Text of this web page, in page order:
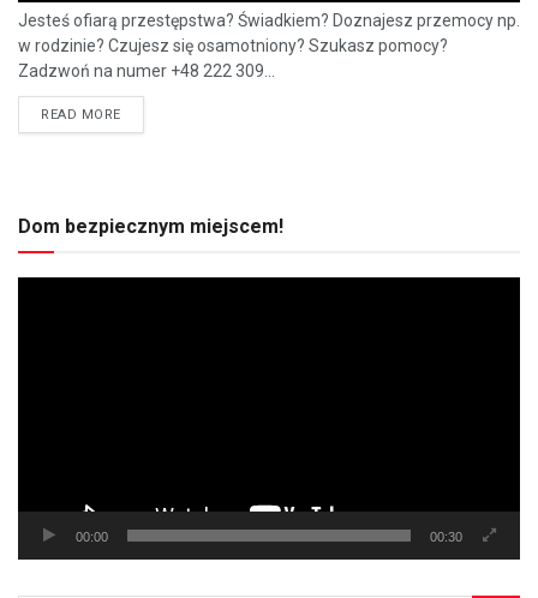
Jesteś ofiarą przestępstwa? Świadkiem? Doznajesz przemocy np.
w rodzinie? Czujesz się osamotniony? Szukasz pomocy?
Zadzwoń na numer +48 222 309...
READ MORE
Dom bezpiecznym miejscem!
00:00 00:30